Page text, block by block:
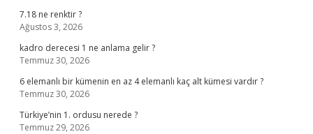
7.18 ne renktir ?
Ağustos 3, 2026
kadro derecesi 1 ne anlama gelir ?
Temmuz 30, 2026
6 elemanlı bir kümenin en az 4 elemanlı kaç alt kümesi vardır ?
Temmuz 30, 2026
Türkiye’nin 1. ordusu nerede ?
Temmuz 29, 2026